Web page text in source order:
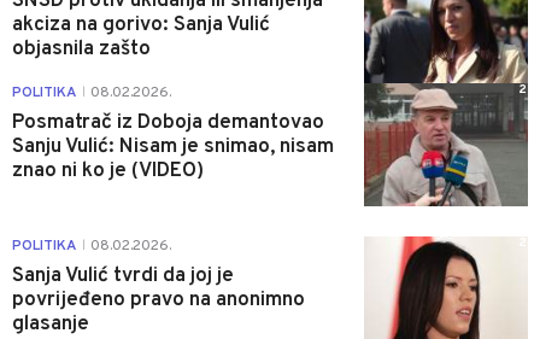
akciza na gorivo: Sanja Vulić
objasnila zašto
POLITIKA 08.02.2026.
Posmatrač iz Doboja demantovao
Sanju Vulić: Nisam je snimao, nisam
znao ni ko je (VIDEO)
2
POLITIKA 08.02.2026.
Sanja Vulić tvrdi da joj je
povrijeđeno pravo na anonimno
glasanje